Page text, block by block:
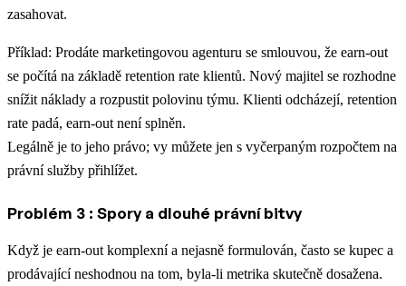
zasahovat.
Příklad: Prodáte marketingovou agenturu se smlouvou, že earn-out
se počítá na základě retention rate klientů. Nový majitel se rozhodne
snížit náklady a rozpustit polovinu týmu. Klienti odcházejí, retention
rate padá, earn-out není splněn.
Legálně je to jeho právo; vy můžete jen s vyčerpaným rozpočtem na
právní služby přihlížet.
Problém 3 : Spory a dlouhé právní bitvy
Když je earn-out komplexní a nejasně formulován, často se kupec a
prodávající neshodnou na tom, byla-li metrika skutečně dosažena.